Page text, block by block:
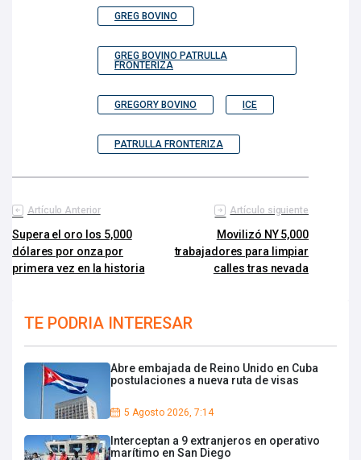
GREG BOVINO
GREG BOVINO PATRULLA
FRONTERIZA
GREGORY BOVINO ICE
PATRULLA FRONTERIZA
Artículo Anterior
Supera el oro los 5,000
dólares por onza por
primera vez en la historia
Artículo siguiente
Movilizó NY 5,000
trabajadores para limpiar
calles tras nevada
TE PODRIA INTERESAR
Abre embajada de Reino Unido en Cuba
postulaciones a nueva ruta de visas
5 Agosto 2026, 7:14
Interceptan a 9 extranjeros en operativo
marítimo en San Diego